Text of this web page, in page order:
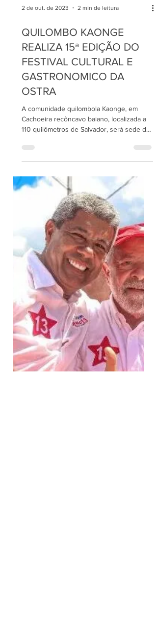
QUILOMBO KAONGE
REALIZA 15ª EDIÇÃO DO
FESTIVAL CULTURAL E
GASTRONOMICO DA
OSTRA
A comunidade quilombola Kaonge, em
Cachoeira recôncavo baiano, localizada a
110 quilômetros de Salvador, será sede da
15ª Edição da Festa...